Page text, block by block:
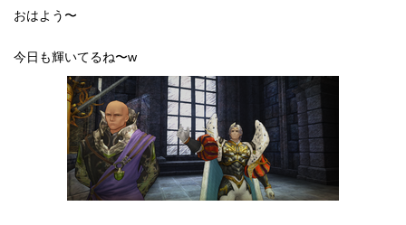
おはよう〜
今日も輝いてるね〜w